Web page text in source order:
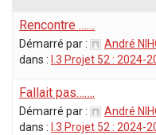
Rencontre ……
Démarré par :
André
dans :
I.3 Projet 52 : 2024-
Fallait pas…….
Démarré par :
André
dans :
I.3 Projet 52 : 2024-